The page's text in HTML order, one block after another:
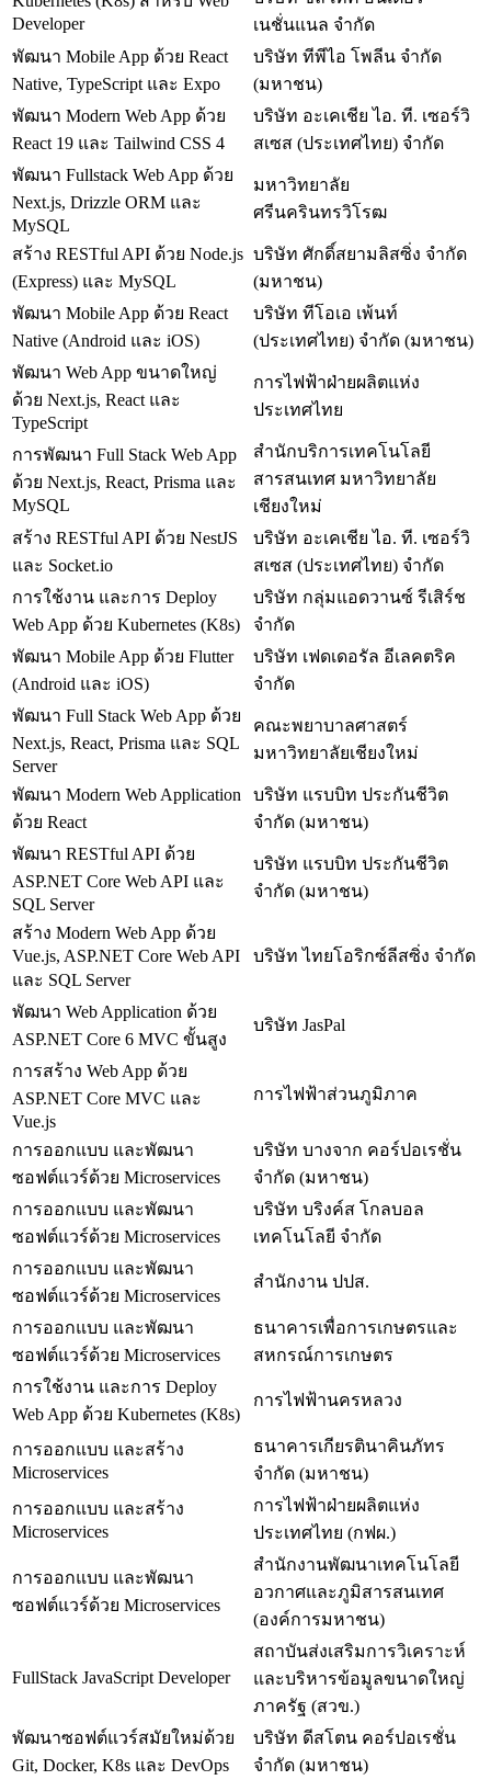
Developer
เนชั่นแนล จำกัด
พัฒนา Mobile App ด้วย React
Native, TypeScript และ Expo
บริษัท ทีพีไอ โพลีน จำกัด
(มหาชน)
พัฒนา Modern Web App ด้วย
React 19 และ Tailwind CSS 4
บริษัท อะเคเชีย ไอ. ที. เซอร์วิ
สเซส (ประเทศไทย) จํากัด
พัฒนา Fullstack Web App ด้วย
Next.js, Drizzle ORM และ
MySQL
มหาวิทยาลัย
ศรีนครินทรวิโรฒ
สร้าง RESTful API ด้วย Node.js
(Express) และ MySQL
บริษัท ศักดิ์สยามลิสซิ่ง จำกัด
(มหาชน)
พัฒนา Mobile App ด้วย React
Native (Android และ iOS)
บริษัท ทีโอเอ เพ้นท์
(ประเทศไทย) จำกัด (มหาชน)
พัฒนา Web App ขนาดใหญ่
ด้วย Next.js, React และ
TypeScript
การไฟฟ้าฝ่ายผลิตแห่ง
ประเทศไทย
การพัฒนา Full Stack Web App
ด้วย Next.js, React, Prisma และ
MySQL
สำนักบริการเทคโนโลยี
สารสนเทศ มหาวิทยาลัย
เชียงใหม่
สร้าง RESTful API ด้วย NestJS
และ Socket.io
บริษัท อะเคเชีย ไอ. ที. เซอร์วิ
สเซส (ประเทศไทย) จํากัด
การใช้งาน และการ Deploy
Web App ด้วย Kubernetes (K8s)
บริษัท กลุ่มแอดวานซ์ รีเสิร์ช
จำกัด
พัฒนา Mobile App ด้วย Flutter
(Android และ iOS)
บริษัท เฟดเดอรัล อีเลคตริค
จำกัด
พัฒนา Full Stack Web App ด้วย
Next.js, React, Prisma และ SQL
Server
คณะพยาบาลศาสตร์
มหาวิทยาลัยเชียงใหม่
พัฒนา Modern Web Application
ด้วย React
บริษัท แรบบิท ประกันชีวิต
จำกัด (มหาชน)
พัฒนา RESTful API ด้วย
ASP.NET Core Web API และ
SQL Server
บริษัท แรบบิท ประกันชีวิต
จำกัด (มหาชน)
สร้าง Modern Web App ด้วย
Vue.js, ASP.NET Core Web API
และ SQL Server
บริษัท ไทยโอริกซ์ลีสซิ่ง จำกัด
พัฒนา Web Application ด้วย
ASP.NET Core 6 MVC ขั้นสูง
บริษัท JasPal
การสร้าง Web App ด้วย
ASP.NET Core MVC และ
Vue.js
การไฟฟ้าส่วนภูมิภาค
การออกแบบ และพัฒนา
ซอฟต์แวร์ด้วย Microservices
บริษัท บางจาก คอร์ปอเรชั่น
จำกัด (มหาชน)
การออกแบบ และพัฒนา
ซอฟต์แวร์ด้วย Microservices
บริษัท บริงค์ส โกลบอล
เทคโนโลยี จำกัด
การออกแบบ และพัฒนา
ซอฟต์แวร์ด้วย Microservices
สำนักงาน ปปส.
การออกแบบ และพัฒนา
ซอฟต์แวร์ด้วย Microservices
ธนาคารเพื่อการเกษตรและ
สหกรณ์การเกษตร
การใช้งาน และการ Deploy
Web App ด้วย Kubernetes (K8s)
การไฟฟ้านครหลวง
การออกแบบ และสร้าง
Microservices
ธนาคารเกียรตินาคินภัทร
จำกัด (มหาชน)
การออกแบบ และสร้าง
Microservices
การไฟฟ้าฝ่ายผลิตแห่ง
ประเทศไทย (กฟผ.)
การออกแบบ และพัฒนา
ซอฟต์แวร์ด้วย Microservices
สำนักงานพัฒนาเทคโนโลยี
อวกาศและภูมิสารสนเทศ
(องค์การมหาชน)
FullStack JavaScript Developer
สถาบันส่งเสริมการวิเคราะห์
และบริหารข้อมูลขนาดใหญ่
ภาครัฐ (สวข.)
พัฒนาซอฟต์แวร์สมัยใหม่ด้วย
Git, Docker, K8s และ DevOps
บริษัท ดีสโตน คอร์ปอเรชั่น
จำกัด (มหาชน)